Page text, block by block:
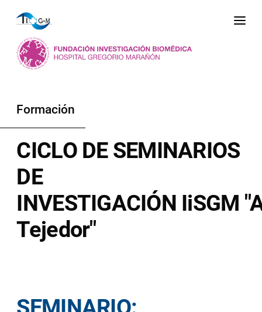
Formación
CICLO DE SEMINARIOS
DE
INVESTIGACIÓN IiSGM
Tejedor"